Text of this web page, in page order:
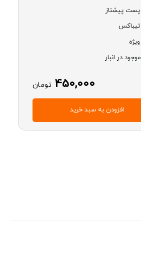
پست پیشتاز
تیباکس
ویژه
موجود در انبار
450,000 تومان
افزودن به سبد خرید